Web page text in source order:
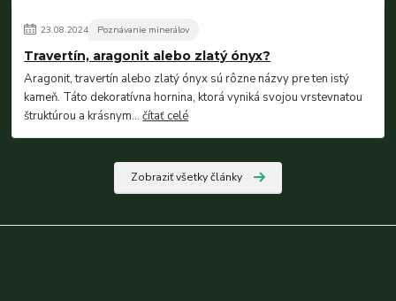
23.08.2024 Poznávanie minerálov
Travertín, aragonit alebo zlatý ónyx?
Aragonit, travertín alebo zlatý ónyx sú rôzne názvy pre ten istý
kameň. Táto dekoratívna hornina, ktorá vyniká svojou vrstevnatou
štruktúrou a krásnym...čítať celé
Zobraziť všetky články